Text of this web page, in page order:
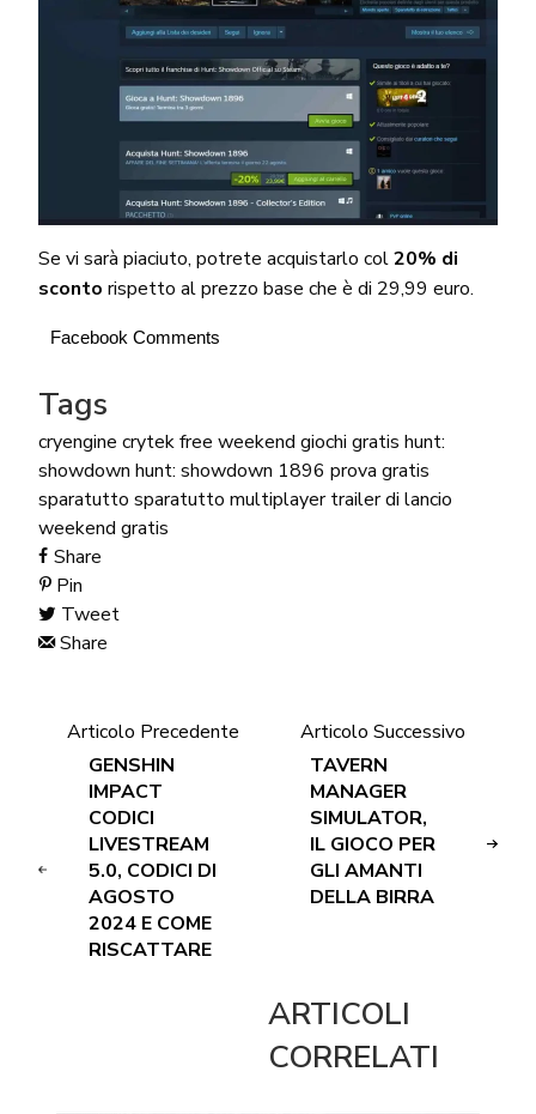
Se vi sarà piaciuto, potrete acquistarlo col20% di
sconto rispetto al prezzo base che è di 29,99 euro.
Facebook Comments
Tags
cryengine crytekfree weekend giochi gratis hunt:
showdown hunt: showdown 1896 prova gratis
sparatutto sparatutto multiplayer trailer di lancio
weekend gratis
Share
Pin
Tweet
Share
Articolo Precedente
GENSHIN
IMPACT
CODICI
LIVESTREAM
5.0, CODICI DI
AGOSTO
2024 E COME
RISCATTARE
Articolo Successivo
TAVERN
MANAGER
SIMULATOR,
IL GIOCO PER
GLI AMANTI
DELLA BIRRA
ARTICOLI
CORRELATI